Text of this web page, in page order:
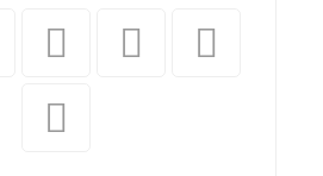
تکذیب ادعای نماینده